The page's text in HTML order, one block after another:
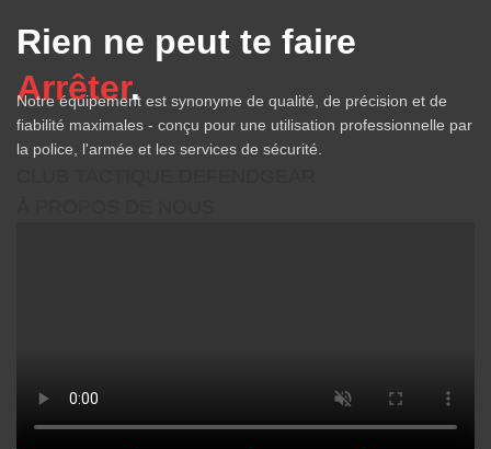
Rien ne peut te faire
Arrêter.
Notre équipement est synonyme de qualité, de précision et de
fiabilité maximales - conçu pour une utilisation professionnelle par
la police, l'armée et les services de sécurité.